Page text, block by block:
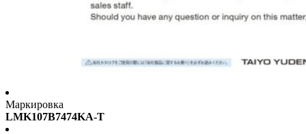
Маркировка
LMK107B7474KA-T